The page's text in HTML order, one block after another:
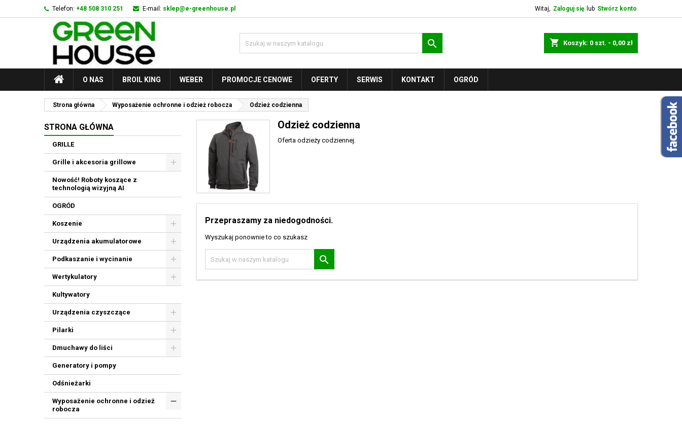
Telefon: +48 508 310 251 E-mail: sklep@e-greenhouse.pl Witaj, Zaloguj się lub Stwórz konto
shopping_cart Koszyk: 0 szt. - 0,00 zł

O NAS BROIL KING WEBER PROMOCJE CENOWE OFERTY SERWIS KONTAKT OGRÓD
Strona główna Wyposażenie ochronne i odzież robocza Odzież codzienna
STRONA GŁÓWNA
GRILLE
Grille i akcesoria grillowe
Nowość! Roboty koszące z
technologią wizyjną AI
OGRÓD
Koszenie
Urządzenia akumulatorowe
Podkaszanie i wycinanie
Wertykulatory
Kultywatory
Urządzenia czyszczące
Pilarki
Dmuchawy do liści
Generatory i pompy
Odśnieżarki
Wyposażenie ochronne i odzież
robocza
Odzież codzienna
Oferta odzieży codziennej.
Przepraszamy za niedogodności.
Wyszukaj ponownie to co szukasz
